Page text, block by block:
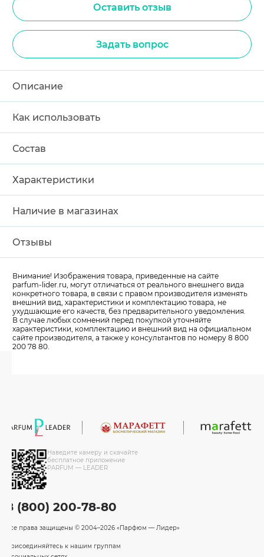
Оставить отзыв
Задать вопрос
Описание
Как использовать
Состав
Характеристики
Наличие в магазинах
Отзывы
Внимание! Изображения товара, приведенные на сайте
parfum-lider.ru, могут отличаться от реального внешнего вида
конкретного товара, в связи с правом производителя изменять
внешний вид, характеристики и комплектацию товара, не
ухудшающие его качеств, без предварительного уведомления.
В случае любых сомнений перед покупкой уточняйте
характеристики, комплектацию и внешний вид на официальном
сайте производителя, а также у консультантов по номеру 8 800
200 78 80.
Наведите камеру и скачайте
бесплатное приложение
PARFUM — LEADER
8 (800) 200-78-80
Все права защищены © 2004–2026 «Парфюм — Лидер»
Присоединяйтесь к нашим группам